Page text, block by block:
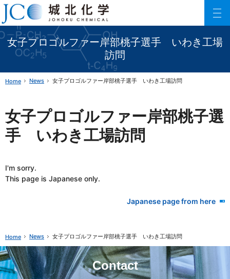
女子プロゴルファー岸部桃子選手 いわき工場
訪問
Johoku Chemical
ファインケミカル製品の専門メーカー 城北化学工業株式会社
Home News 女子プロゴルファー岸部桃子選手 いわき工場訪問
女子プロゴルファー岸部桃子選
手 いわき工場訪問
I'm sorry.
This page is Japanese only.
Japanese page from here
Home News 女子プロゴルファー岸部桃子選手 いわき工場訪問
Contact